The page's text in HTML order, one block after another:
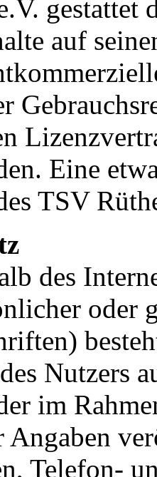
gestattet
auf
Eine
TSV
des
oder
Nutzers
im
Angaben
Telefon-